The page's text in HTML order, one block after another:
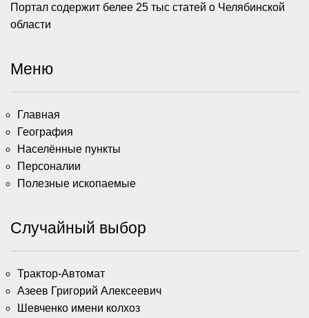
Портал содержит белее 25 тыс статей о Челябинской
области
Меню
Главная
География
Населённые пункты
Персоналии
Полезные ископаемые
Случайный выбор
Трактор-Автомат
Азеев Григорий Алексеевич
Шевченко имени колхоз